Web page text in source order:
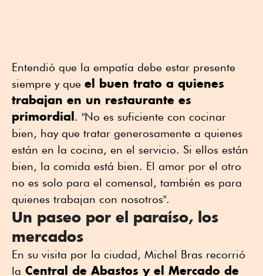
Entendió que la empatía debe estar presente
siempre y que el buen trato a quienes
trabajan en un restaurante es
primordial. "No es suficiente con cocinar
bien, hay que tratar generosamente a quienes
están en la cocina, en el servicio. Si ellos están
bien, la comida está bien. El amor por el otro
no es solo para el comensal, también es para
quienes trabajan con nosotros".
Un paseo por el paraíso, los
mercados
En su visita por la ciudad, Michel Bras recorrió
la Central de Abastos y el Mercado de